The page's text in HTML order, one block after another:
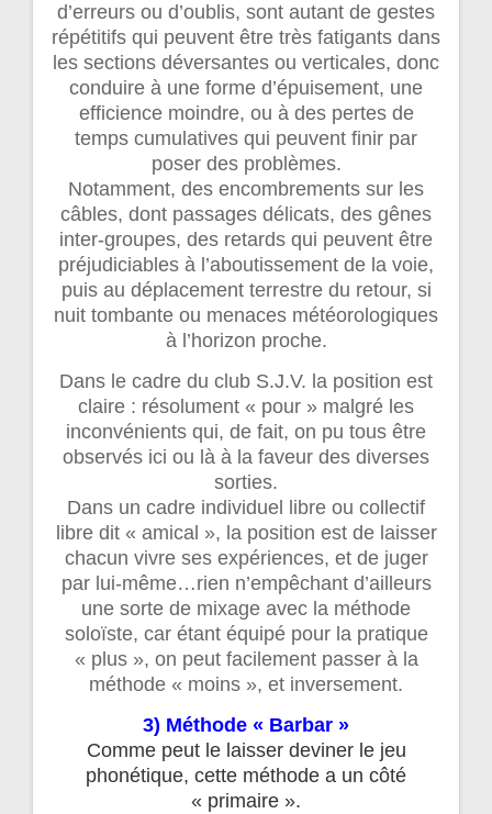
d’erreurs ou d’oublis, sont autant de gestes
répétitifs qui peuvent être très fatigants dans
les sections déversantes ou verticales, donc
conduire à une forme d’épuisement, une
efficience moindre, ou à des pertes de
temps cumulatives qui peuvent finir par
poser des problèmes.
Notamment, des encombrements sur les
câbles, dont passages délicats, des gênes
inter-groupes, des retards qui peuvent être
préjudiciables à l’aboutissement de la voie,
puis au déplacement terrestre du retour, si
nuit tombante ou menaces météorologiques
à l’horizon proche.
Dans le cadre du club S.J.V. la position est
claire : résolument « pour » malgré les
inconvénients qui, de fait, on pu tous être
observés ici ou là à la faveur des diverses
sorties.
Dans un cadre individuel libre ou collectif
libre dit « amical », la position est de laisser
chacun vivre ses expériences, et de juger
par lui-même…rien n’empêchant d’ailleurs
une sorte de mixage avec la méthode
soloïste, car étant équipé pour la pratique
« plus », on peut facilement passer à la
méthode « moins », et inversement.
3) Méthode « Barbar »
Comme peut le laisser deviner le jeu
phonétique, cette méthode a un côté
« primaire ».